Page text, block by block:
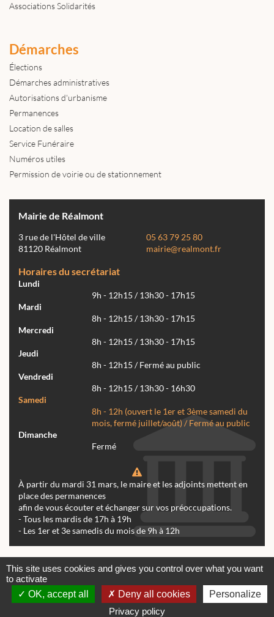
Associations Solidarités
Démarches
Élections
Démarches administratives
Autorisations d'urbanisme
Permanences
Location de salles
Service Funéraire
Numéros utiles
Permission de voirie ou de stationnement
Mairie de Réalmont
3 rue de l'Hôtel de ville
81120 Réalmont
05 63 79 25 80
mairie@realmont.fr
Horaires du secrétariat
Lundi
9h - 12h15 / 13h30 - 17h15
Mardi
8h - 12h15 / 13h30 - 17h15
Mercredi
8h - 12h15 / 13h30 - 17h15
Jeudi
8h - 12h15 / Fermé au public
Vendredi
8h - 12h15 / 13h30 - 16h30
Samedi
8h - 12h (ouvert le 1er et 3ème samedi du
mois, fermé juillet/août) / Fermé au public
Dimanche
Fermé
À partir du mardi 31 mars, le maire et les adjoints mettent en
place des permanences
afin de vous écouter et échanger sur vos préoccupations.
- Tous les mardis de 17h à 19h
- Les 1er et 3e samedis du mois de 9h à 12h
Contactez-nous
Mentions légales
© tous droits réservés Mairie de Réalmont 2024 -
Conception & Réalisation Web RK Création
This site uses cookies and gives you control over what you want
to activate
OK, accept all
Deny all cookies
Personalize
Privacy policy